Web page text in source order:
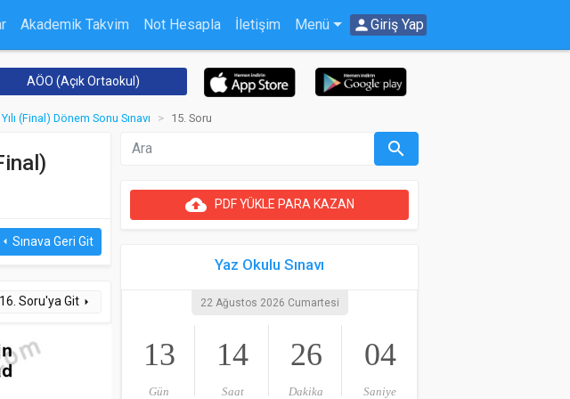
Akademik Takvim Not Hesapla İletişim Menü personGiriş Yap
AÖO (Açık Ortaokul)
(Final) Dönem Sonu Sınavı 15. Soru
arrow_leftSınava Geri Git
16. Soru'ya Git arrow_right
search
cloud_uploadPDF YÜKLE PARA KAZAN
Yaz Okulu Sınavı
22 Ağustos 2026 Cumartesi
13
Gün
14
Saat
26
Dakika
04
Saniye